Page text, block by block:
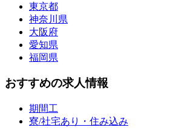
東京都
神奈川県
大阪府
愛知県
福岡県
おすすめの求人情報
期間工
寮/社宅あり・住み込み